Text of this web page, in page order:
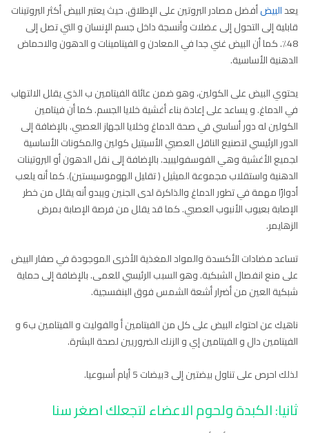
يعدالبيضأفضل مصادر البروتين على الإطلاق. حيث يعتبر البيض أكثر البروتينات
قابلية إلى التحول إلى عضلات وأنسجة داخل جسم الإنسان و التي تصل إلى
48٪. كما أن البيض غني جدا في المعادن و الفيتامينات و الدهون والاحماض
الدهنية الأساسية.
يحتوي البيض على الكولين، وهو ضمن عائلة الفيتامين ب الذي يقلل الالتهاب
في الدماغ. و يساعد على إعادة بناء أغشية خلايا الجسم. كما أن فيتامين
الكولين له دور أساسي في صحة الدماغ وخلايا الجهاز العصبي. بالإضافة إلى
الدور الرئيسي لتصنيع الناقل العصبي الأسيتيل كولين والمكونات الأساسية
لجميع الأغشية وهي الفوسفوليبيد. بالإضافة إلى نقل الدهون أو البروتينات
الدهنية واستقلاب مجموعة الميثيل ( تقليل الهوموسيستين). كما أنه يلعب
أدوارًا مهمة في تطور الدماغ والذاكرة لدى الجنين ويبدو أنه يقلل من خطر
الإصابة بعيوب الأنبوب العصبي. كما قد يقلل من فرصة الإصابة بمرض
الزهايمر.
تساعد مضادات الأكسدة والمواد المغذية الأخرى الموجودة في صفار البيض
على منع انفصال الشبكية. وهو السبب الرئيسي للعمى. بالإضافة إلى حماية
شبكية العين من أضرار أشعة الشمس فوق البنفسجية.
ناهيك عن احتواء البيض على كل من الفيتامين أ والفوليت و الفيتامين ب6 و
الفيتامين دال و الفيتامين إي و الزنك الضروريين لصحة البشرة.
لذلك احرص على تناول بيضتين إلى 3بيضات 5 أيام أسبوعيا.
ثانيا: الكبدة ولحوم الاعضاء لتجعلك اصغر سنا